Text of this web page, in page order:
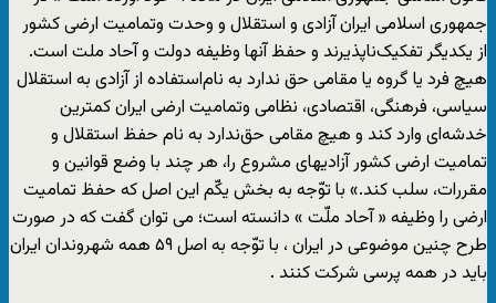
جمهوری اسلامی ایران آزادی و استقلال و وحدت وتمامیت ارضی کشور
از یکدیگر تفکیک‌ناپذیرند و حفظ آنها وظیفه‌ دولت و آحاد ملت است‌.
هیچ فرد یا گروه یا مقامی حق ندارد به نام‌استفاده از آزادی به استقلال
سیاسی‌، فرهنگی‌، اقتصادی‌، نظامی وتمامیت ارضی ایران کمترین
خدشه‌ای وارد کند و هیچ مقامی حق‌ندارد به نام حفظ استقلال و
تمامیت ارضی کشور آزادیهای مشروع ‌را، هر چند با وضع قوانین و
مقررات‌، سلب کند.» با توّجه به بخش یکّم این اصل که حفظ تمامیت
ارضی را وظیفه « آحاد ملّت » دانسته است؛ می توان گفت که در صورت
طرح چنین موضوعی در ایران ، با توّجه به اصل ۵۹ همه شهروندان ایران
باید در همه پرسی شرکت کنند .